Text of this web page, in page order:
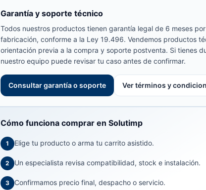
Garantía y soporte técnico
Todos nuestros productos tienen garantía legal de 6 meses
fabricación, conforme a la Ley 19.496. Vendemos productos
orientación previa a la compra y soporte postventa. Si tienes
nuestro equipo puede revisar tu caso antes de confirmar.
Consultar garantía o soporte Ver términos y
Cómo funciona comprar en Solutimp
1 Elige tu producto o arma tu carrito asistido.
2 Un especialista revisa compatibilidad, stock e instalación.
3 Confirmamos precio final, despacho o servicio.